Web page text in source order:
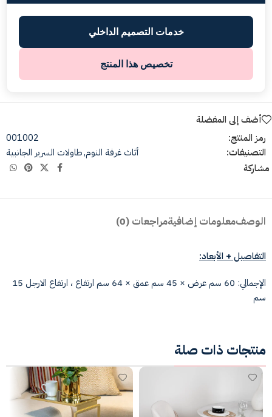
خدمات التصميم الداخلي
تخصيص هذا المنتج
أضف إلى المفضلة
رمز المنتج:
001002
التصنيفات:
أثاث غرفة النوم,طاولات السرير الجانبية
مشاركة
الوصفمعلومات إضافيةمراجعات (0)
التفاصيل + الأبعاد:
الإجمالي: 60 سم عرض × 45 سم عمق × 64 سم ارتفاع ، ارتفاع الارجل 15
سم
منتجات ذات صلة